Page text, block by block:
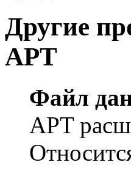
Другие
APT
Файл
APT